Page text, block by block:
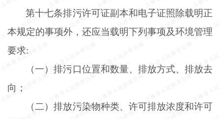
第十七条排污许可证副本和电子证照除载明正
本规定的事项外，还应当载明下列事项及环境管理
要求:
（一）排污口位置和数量、排放方式、排放去
向；
（二）排放污染物种类、许可排放浓度和许可